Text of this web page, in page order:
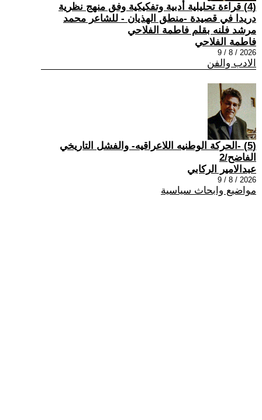
(4) قراءة تحليلية أدبية وتفكيكية وفق منهج نظرية
دريدا في قصيدة -منطق الهذيان - للشاعر محمد
مرشد فلنه بقلم فاطمة الفلاحي
فاطمة الفلاحي
2026 / 8 / 9
الادب والفن
(5) -الحركة الوطنيه اللاعراقيه- والفشل التاريخي
الفاضح/2
عبدالامير الركابي
2026 / 8 / 9
مواضيع وابحاث سياسية